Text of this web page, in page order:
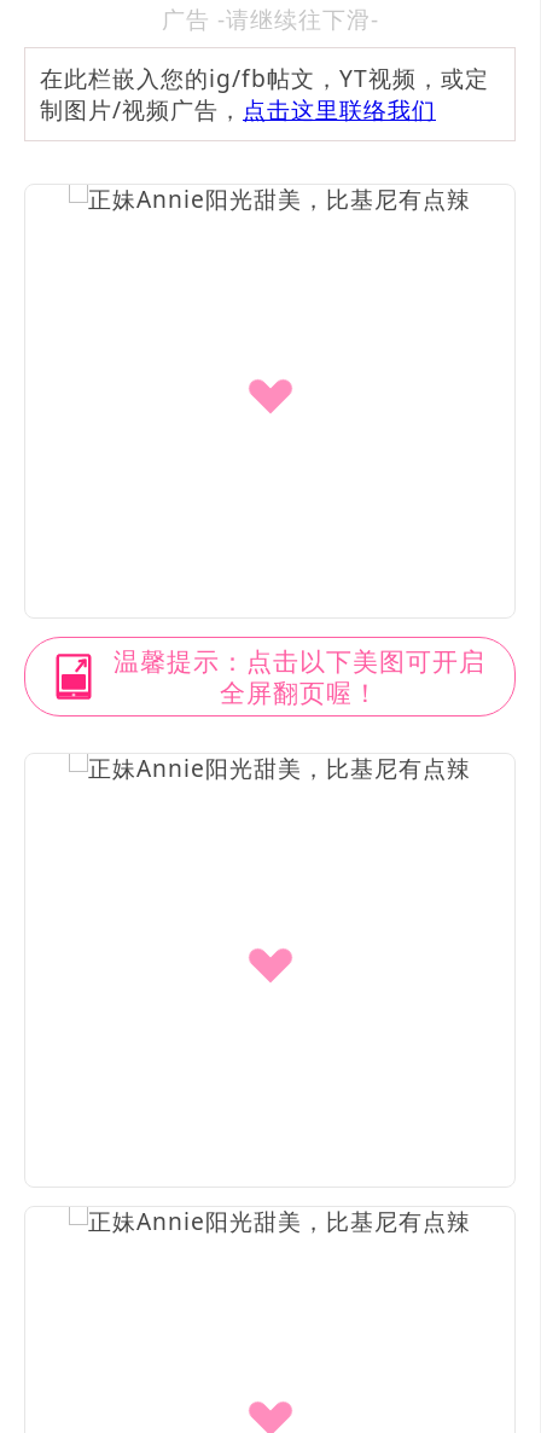
广告 -请继续往下滑-
在此栏嵌入您的ig/fb帖文，YT视频，或定
制图片/视频广告， 点击这里联络我们
温馨提示：点击以下美图可开启
全屏翻页喔！